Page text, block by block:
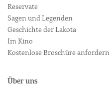
Reservate
Sagen und Legenden
Geschichte der Lakota
Im Kino
Kostenlose Broschüre anfordern
Über uns